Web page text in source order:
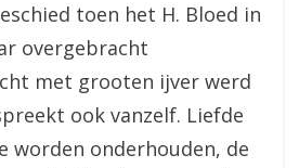
toen het H. Bloed in
overgebracht
met grooten ijver werd
ook vanzelf. Liefde
worden onderhouden, de